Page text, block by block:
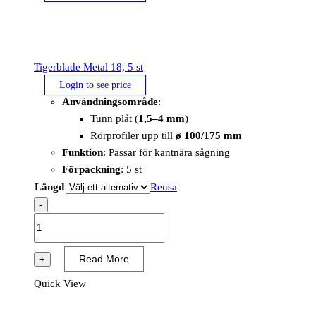
Tigerblade Metal 18, 5 st
Login to see price
Användningsområde:
Tunn plåt (1,5–4 mm)
Rörprofiler upp till ø 100/175 mm
Funktion: Passar för kantnära sågning
Förpackning: 5 st
Längd
Rensa
-
18,
st
+ Read More
Quick View